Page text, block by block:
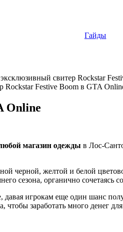
Гайды
свитер Rockstar
Rockstar Festive Boom в GTA
Online
магазин одежды в Лос-
черной, желтой и белой
сезона, органично
давая игрокам еще один шанс
заработать много денег для